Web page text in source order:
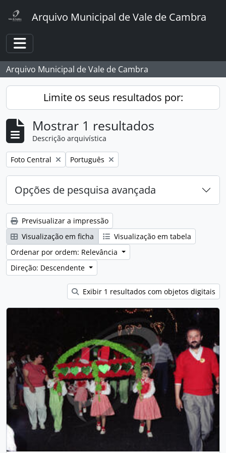
Arquivo Municipal de Vale de Cambra
Toggle navigation
Arquivo Municipal de Vale de Cambra
Limite os seus resultados por:
Mostrar 1 resultados
Descrição arquivística
Remover filtro:
Foto Central Remover filtro:
Português
Opções de pesquisa avançada
Previsualizar a impressão
Visualização em ficha
Visualização em tabela
Ordenar por ordem: Relevância
Direção: Descendente
Exibir 1 resultados com objetos digitais